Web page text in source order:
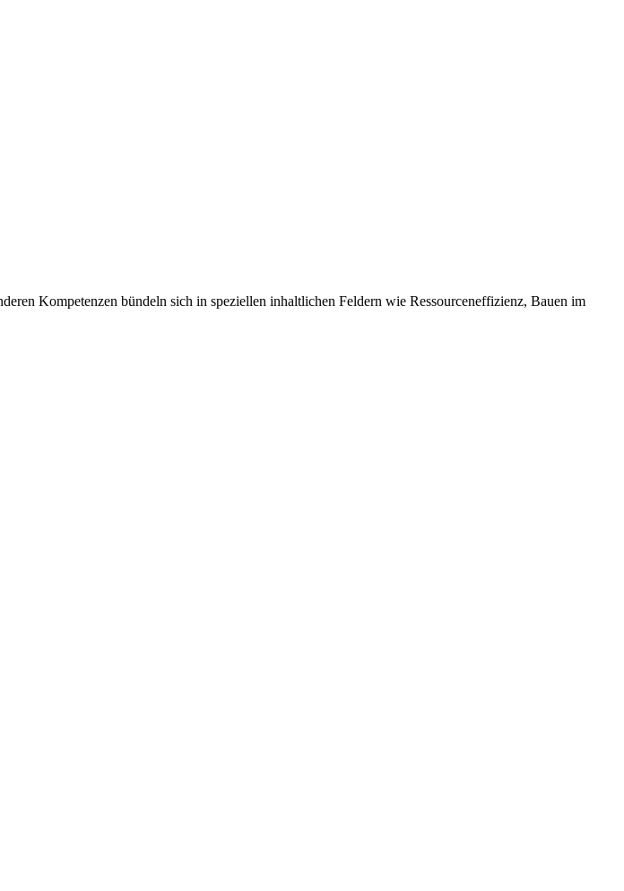
Kompetenzen bündeln sich in speziellen inhaltlichen Feldern wie Ressourceneffizienz, Bauen im